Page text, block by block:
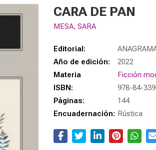
CARA DE PAN
MESA, SARA
Editorial:
Año de edición:
2022
Materia
Ficción
ISBN:
978-84-
Páginas:
144
Encuadernación: Rústica